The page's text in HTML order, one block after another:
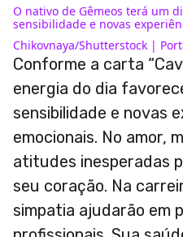
O nativo de Gêmeos terá um
sensibilidade e novas
Chikovnaya/Shutterstock |
Conforme a carta
energia do dia
sensibilidade e novas
emocionais. No amor,
atitudes inesperadas
seu coração. Na
simpatia ajudarão em